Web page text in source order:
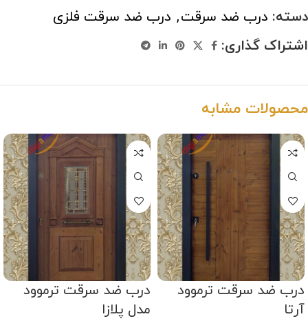
دسته: درب ضد سرقت, درب ضد سرقت فلزی
اشتراک گذاری:
محصولات مشابه
درب ضد سرقت ترموود
آرتا
درب ضد سرقت ترموود
مدل پلازا